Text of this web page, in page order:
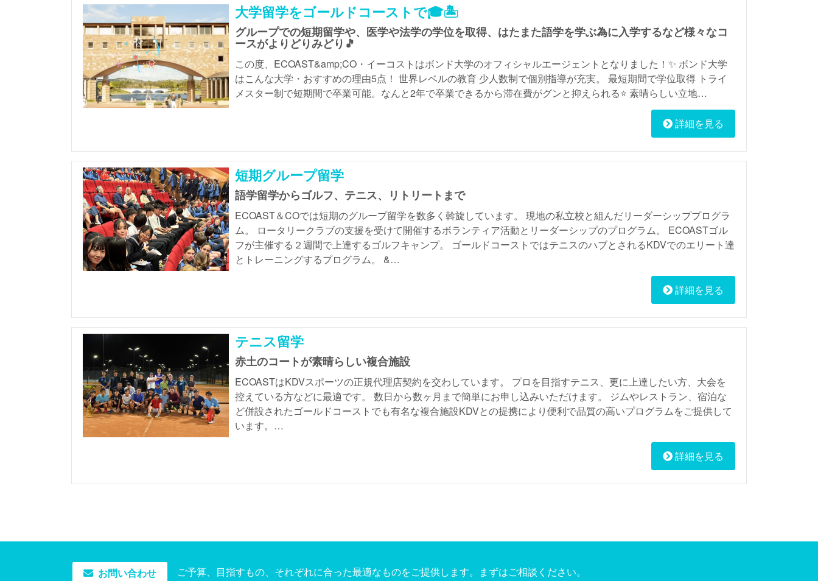
大学留学をゴールドコーストで🎓🏝️
グループでの短期留学や、医学や法学の学位を取得、はたまた語学を学ぶ為に入学するなど様々なコ
ースがよりどりみどり🎵
この度、ECOAST&amp;CO・イーコストはボンド大学のオフィシャルエージェントとなりました！✨ ボンド大学
はこんな大学・おすすめの理由5点！ 世界レベルの教育 少人数制で個別指導が充実。 最短期間で学位取得 トライ
メスター制で短期間で卒業可能。なんと2年で卒業できるから滞在費がグンと抑えられる⭐️ 素晴らしい立地…
詳細を見る
短期グループ留学
語学留学からゴルフ、テニス、リトリートまで
ECOAST＆COでは短期のグループ留学を数多く斡旋しています。 現地の私立校と組んだリーダーシッププログラ
ム。 ロータリークラブの支援を受けて開催するボランティア活動とリーダーシップのプログラム。 ECOASTゴル
フが主催する２週間で上達するゴルフキャンプ。 ゴールドコーストではテニスのハブとされるKDVでのエリート達
とトレーニングするプログラム。 &…
詳細を見る
テニス留学
赤土のコートが素晴らしい複合施設
ECOASTはKDVスポーツの正規代理店契約を交わしています。 プロを目指すテニス、更に上達したい方、大会を
控えている方などに最適です。 数日から数ヶ月まで簡単にお申し込みいただけます。 ジムやレストラン、宿泊な
ど併設されたゴールドコーストでも有名な複合施設KDVとの提携により便利で品質の高いプログラムをご提供して
います。…
詳細を見る
お問い合わせ ご予算、目指すもの、それぞれに合った最適なものをご提供します。まずはご相談ください。